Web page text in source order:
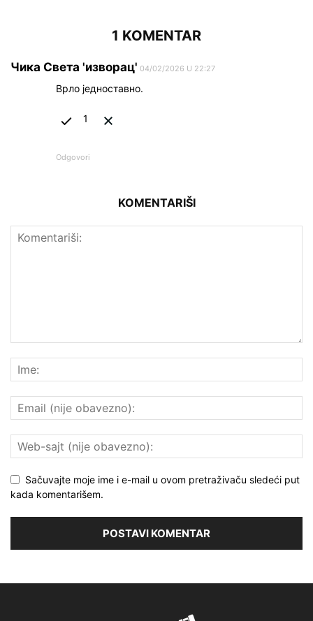
1 KOMENTAR
Чика Света 'изворац' 04/02/2026 U 22:27
Врло једноставно.
1
Odgovori
KOMENTARIŠI
Sačuvajte moje ime i e-mail u ovom pretraživaču sledeći put
kada komentarišem.